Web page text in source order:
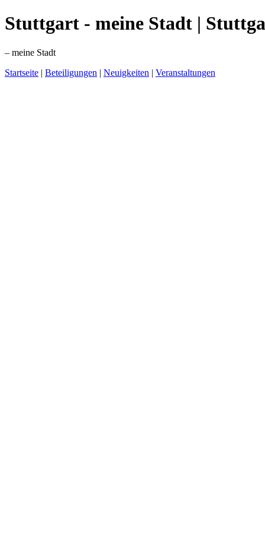
Stuttgart - meine Stadt |
– meine Stadt
Startseite | Beteiligungen | Neuigkeiten | Veranstaltungen